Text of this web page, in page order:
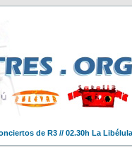
de R3 // 02.30h La Libélula